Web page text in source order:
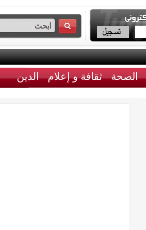
الصحة ثقافة و إعلام الدين